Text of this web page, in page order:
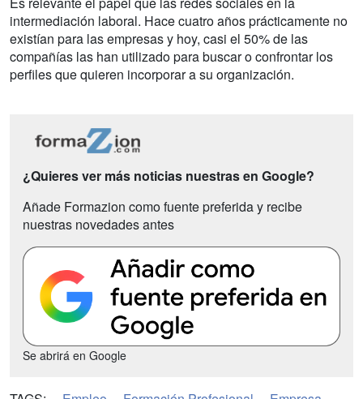
intermediación laboral. Hace cuatro años prácticamente no
existían para las empresas y hoy, casi el 50% de las
compañías las han utilizado para buscar o confrontar los
perfiles que quieren incorporar a su organización.
¿Quieres ver más noticias nuestras en Google?
Añade Formazion como fuente preferida y recibe
nuestras novedades antes
Se abrirá en Google